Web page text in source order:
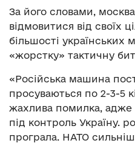
За його словами,
відмовитися від своїх
більшості українських
«жорстку» тактичну
«Російська машина
просуваються по 2-3-5
жахлива помилка, адже
під контроль Україну.
програла. НАТО